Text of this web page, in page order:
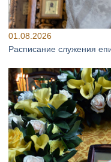
01.08.2026
Расписание служения